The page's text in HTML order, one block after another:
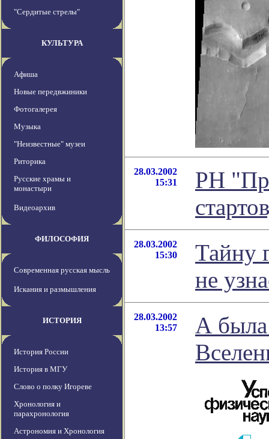
"Сердитые стрелы"
КУЛЬТУРА
Афиша
Новые передвжиники
Фотогалерея
Музыка
"Неизвестные" музеи
Риторика
Русские храмы и
монастыри
Видеоархив
ФИЛОСОФИЯ
Современная русская мысль
Искания и размышления
ИСТОРИЯ
История России
История в МГУ
Слово о полку Игореве
Хронология и
парахронология
Астрономия и Хронология
28.03.2002
15:31
РН
28.03.2002
15:30
Тайну
не
28.03.2002
13:57
А